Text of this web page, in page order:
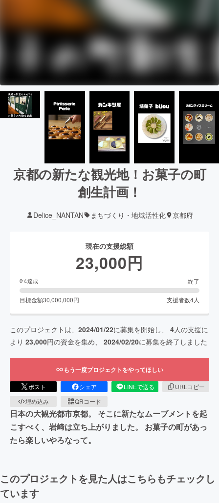
京都の新たな観光地！お菓子の町
創生計画！
Delice_NANTAN まちづくり・地域活性化 京都府
現在の支援総額
23,000円
0%達成 終了
目標金額30,000,000円 支援者数4人
このプロジェクトは、 2024/01/22に募集を開始し、 4人の支援に
より 23,000円の資金を集め、 2024/02/20に募集を終了しました
もう一度プロジェクトをやってほしい
ポスト シェア LINEで送る
URLコピー
埋め込み
QRコード
日本の大観光都市京都。 そこに新たなムーブメントを起
こすべく、岩﨑は立ち上がりました。 お菓子の町があっ
たら楽しいやろなって。
このプロジェクトを見た人はこちらもチェックし
ています